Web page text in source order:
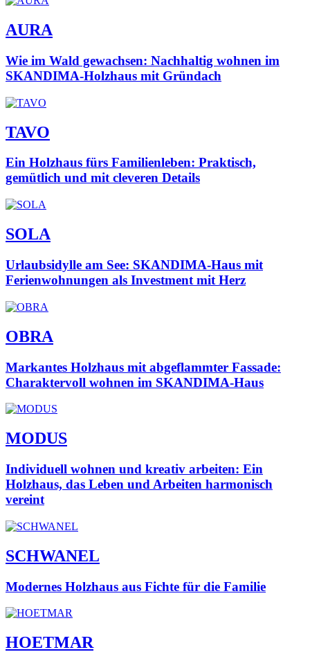
AURA
Wie im Wald gewachsen: Nachhaltig wohnen im
SKANDIMA-Holzhaus mit Gründach
TAVO
Ein Holzhaus fürs Familienleben: Praktisch,
gemütlich und mit cleveren Details
SOLA
Urlaubsidylle am See: SKANDIMA-Haus mit
Ferienwohnungen als Investment mit Herz
OBRA
Markantes Holzhaus mit abgeflammter Fassade:
Charaktervoll wohnen im SKANDIMA-Haus
MODUS
Individuell wohnen und kreativ arbeiten: Ein
Holzhaus, das Leben und Arbeiten harmonisch
vereint
SCHWANEL
Modernes Holzhaus aus Fichte für die Familie
HOETMAR